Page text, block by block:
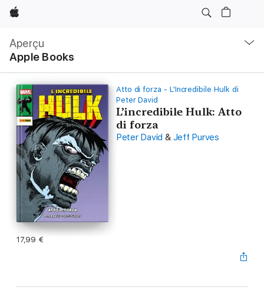
Apple
Aperçu
Apple Books
locale
Ouvrir
menu
Atto di forza - L'Incredibile Hulk di
Peter David
L’incredibile Hulk: Atto
di forza
Peter David & Jeff Purves
17,99 €